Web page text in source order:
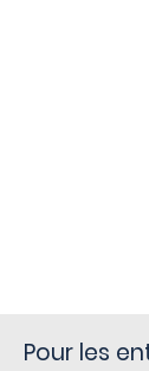
Pour les